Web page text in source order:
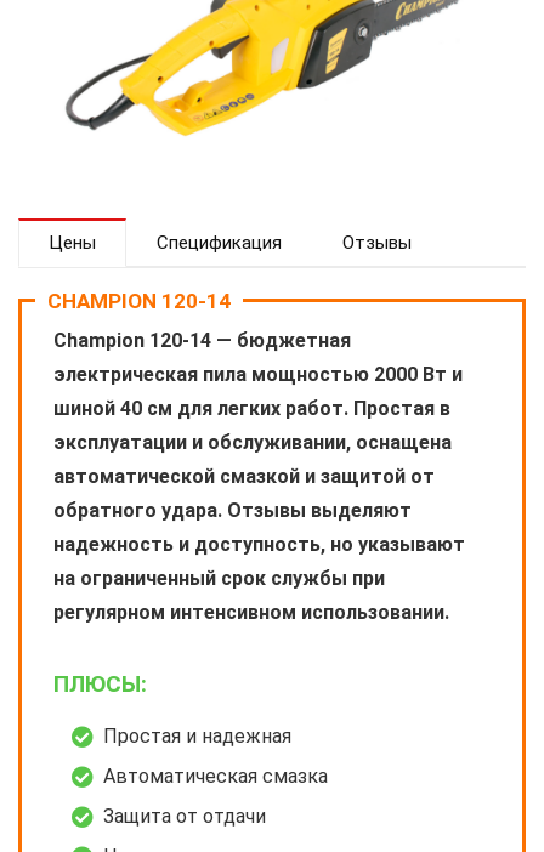
Цены Спецификация Отзывы
CHAMPION 120-14
Champion 120-14 — бюджетная
электрическая пила мощностью 2000 Вт и
шиной 40 см для легких работ. Простая в
эксплуатации и обслуживании, оснащена
автоматической смазкой и защитой от
обратного удара. Отзывы выделяют
надежность и доступность, но указывают
на ограниченный срок службы при
регулярном интенсивном использовании.
ПЛЮСЫ:
Простая и надежная
Автоматическая смазка
Защита от отдачи